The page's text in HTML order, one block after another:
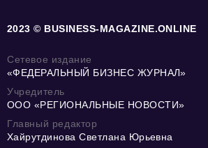
2023 © BUSINESS-MAGAZINE.ONLINE
Сетевое издание
«ФЕДЕРАЛЬНЫЙ БИЗНЕС ЖУРНАЛ»
Учредитель
ООО «РЕГИОНАЛЬНЫЕ НОВОСТИ»
Главный редактор
Хайрутдинова Светлана Юрьевна